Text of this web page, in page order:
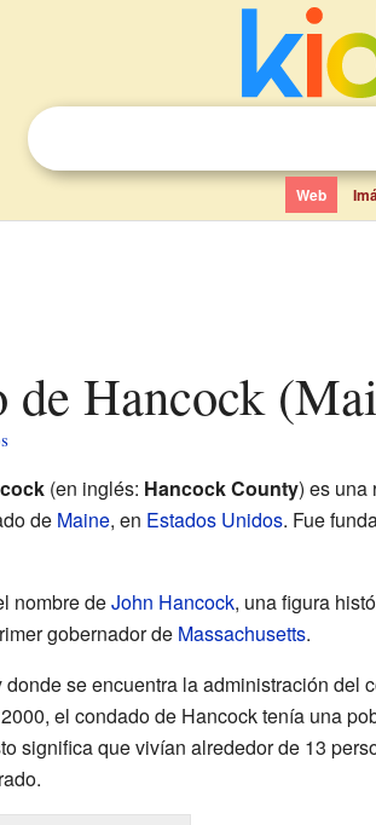
Web
de Hancock
(en inglés: Hancock County) es una
de Maine, en Estados Unidos. Fue
nombre deJohn Hancock, una figura
gobernador de Massachusetts.
se encuentra la administración del
el condado de Hancock tenía una
significa que vivían alrededor de 13